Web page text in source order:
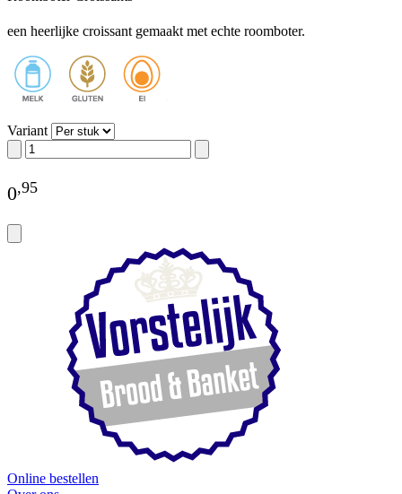
een heerlijke croissant gemaakt met echte roomboter.
Variant
0,95
Online bestellen